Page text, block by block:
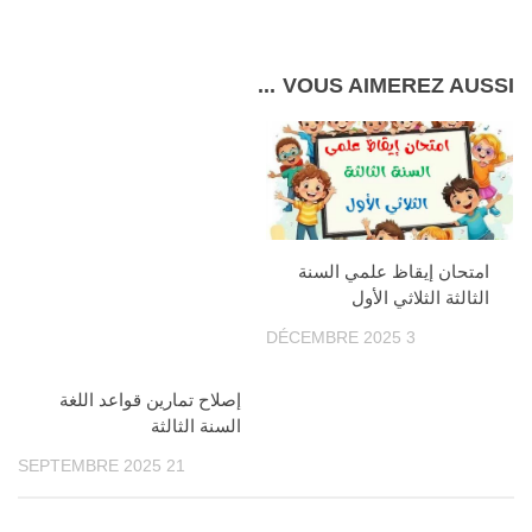
VOUS AIMEREZ AUSSI...
إصلاح تمارين قواعد اللغة
السنة الثالثة
21 SEPTEMBRE 2025
امتحان إيقاظ علمي السنة
الثالثة الثلاثي الأول
3 DÉCEMBRE 2025